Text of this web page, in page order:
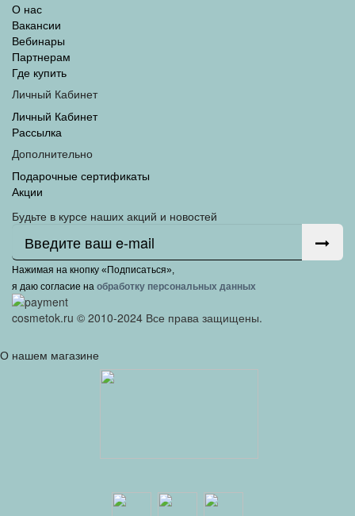
О нас
Вакансии
Вебинары
Партнерам
Где купить
Личный Кабинет
Личный Кабинет
Рассылка
Дополнительно
Подарочные сертификаты
Акции
Будьте в курсе наших акций и новостей
Нажимая на кнопку «Подписаться»,
я даю cогласие на обработку персональных данных
cosmetok.ru © 2010-2024 Все права защищены.
О нашем магазине